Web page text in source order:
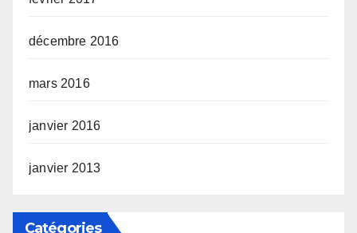
décembre 2016
mars 2016
janvier 2016
janvier 2013
Catégories